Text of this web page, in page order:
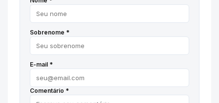
Sobrenome *
E-mail *
Comentário *